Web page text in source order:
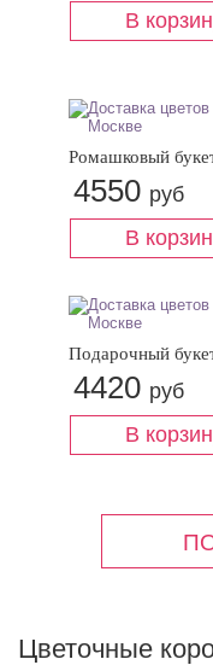
Ромашковый
4550 руб
Подарочный
4420 руб
Цветочные